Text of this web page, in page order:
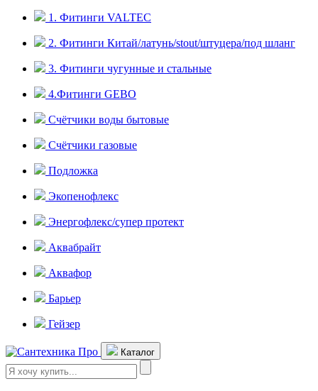
1. Фитинги VALTEC
2. Фитинги Китай/латунь/stout/штуцера/под шланг
3. Фитинги чугунные и стальные
4.Фитинги GEBO
Счётчики воды бытовые
Счётчики газовые
Подложка
Экопенофлекс
Энергофлекс/супер протект
Аквабрайт
Аквафор
Барьер
Гейзер
Каталог